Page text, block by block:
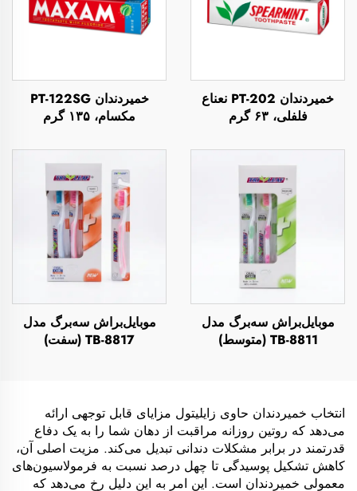
خمیردندان PT-202 نعناع
فلفلی، ۶۳ گرم
خمیردندان PT-122SG
مکسام، ۱۳۵ گرم
موبایل‌براش سه‌برگ مدل
TB-8811 (متوسط)
موبایل‌براش سه‌برگ مدل
TB-8817 (سفت)
انتخاب خمیردندان حاوی زایلیتول مزایای قابل توجهی ارائه
می‌دهد که روتین روزانه مراقبت از دهان شما را به یک دفاع
قدرتمند در برابر مشکلات دندانی تبدیل می‌کند. مزیت اصلی آن،
کاهش تشکیل پوسیدگی تا چهل درصد نسبت به فرمولاسیون‌های
معمولی خمیردندان است. این امر به این دلیل رخ می‌دهد که